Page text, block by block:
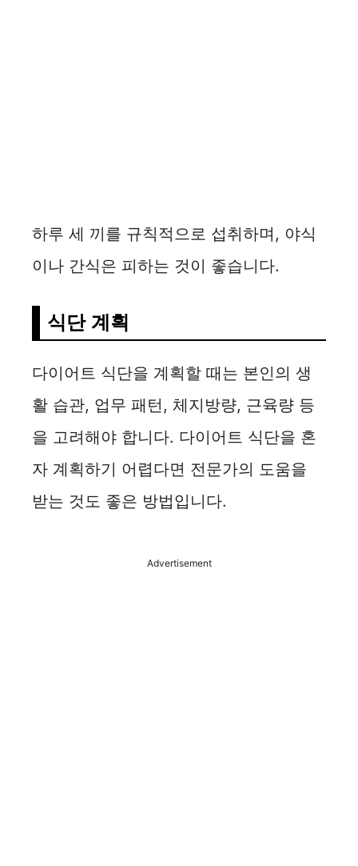
하루 세 끼를 규칙적으로 섭취하며, 야식
이나 간식은 피하는 것이 좋습니다.
식단 계획
다이어트 식단을 계획할 때는 본인의 생
활 습관, 업무 패턴, 체지방량, 근육량 등
을 고려해야 합니다. 다이어트 식단을 혼
자 계획하기 어렵다면 전문가의 도움을
받는 것도 좋은 방법입니다.
Advertisement